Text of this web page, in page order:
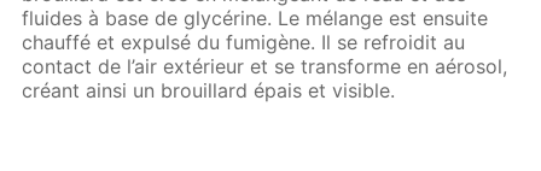
fluides à base de glycérine. Le mélange est ensuite
chauffé et expulsé du fumigène. Il se refroidit au
contact de l’air extérieur et se transforme en aérosol,
créant ainsi un brouillard épais et visible.